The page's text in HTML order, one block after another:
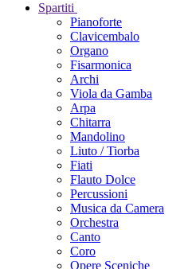
Spartiti
Pianoforte
Clavicembalo
Organo
Fisarmonica
Archi
Viola da Gamba
Arpa
Chitarra
Mandolino
Liuto / Tiorba
Fiati
Flauto Dolce
Percussioni
Musica da Camera
Orchestra
Canto
Coro
Opere Sceniche